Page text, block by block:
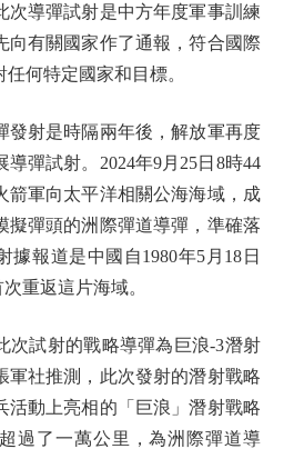
次導彈試射是中方年度軍事訓練
向有關國家作了通報，符合國際
何特定國家和目標。
射是時隔兩年後，解放軍再度
彈試射。2024年9月25日8時44
箭軍向太平洋相關公海海域，成
擬彈頭的洲際彈道導彈，準確落
據報道是中國自1980年5月18日
重返這片海域。
試射的戰略導彈為巨浪-3潛射
軍社推測，此次發射的潛射戰略
活動上亮相的「巨浪」潛射戰略
過了一萬公里，為洲際彈道導